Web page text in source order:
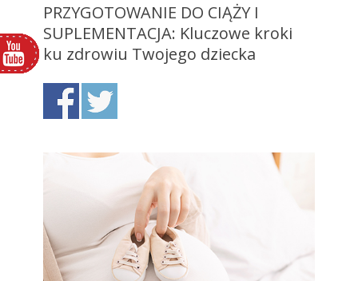
PRZYGOTOWANIE DO CIĄŻY I
SUPLEMENTACJA: Kluczowe kroki
ku zdrowiu Twojego dziecka